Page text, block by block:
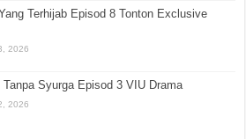
Terhijab Episod 8 Tonton Exclusive
2026
Tanpa Syurga Episod 3 VIU Drama
2026